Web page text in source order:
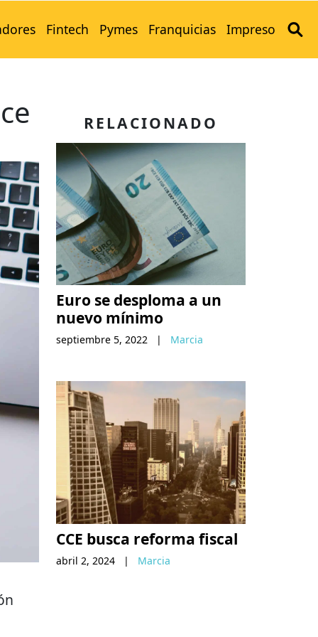
Fintech Pymes Franquicias Impreso
RELACIONADO
Euro se desploma a un
nuevo mínimo
septiembre 5, 2022 | Marcia
CCE busca reforma fiscal
abril 2, 2024 | Marcia